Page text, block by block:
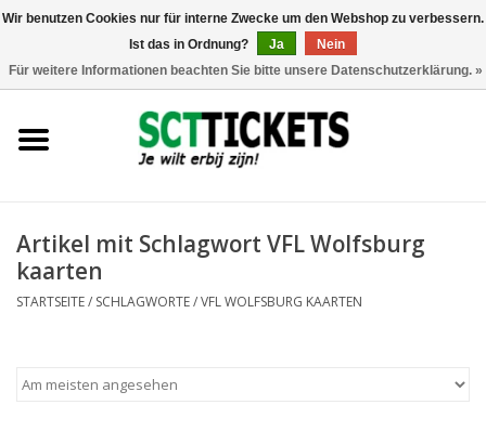
Artikel mit Schlagwort VFL Wolfsburg
kaarten
STARTSEITE/ SCHLAGWORTE/VFL WOLFSBURG KAARTEN
Wir benutzen Cookies nur für interne Zwecke um den Webshop zu verbessern.
Ist das in Ordnung?
Ja
Nein
Für weitere Informationen beachten Sie bitte unsere Datenschutzerklärung. »